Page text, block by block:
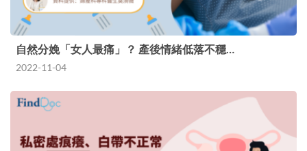
自然分娩「女人最痛」？ 產後情緒低落不穩…
2022-11-04